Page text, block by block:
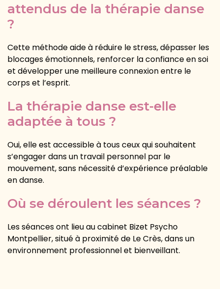
attendus de la thérapie danse
?
Cette méthode aide à réduire le stress, dépasser les
blocages émotionnels, renforcer la confiance en soi
et développer une meilleure connexion entre le
corps et l’esprit.
La thérapie danse est-elle
adaptée à tous ?
Oui, elle est accessible à tous ceux qui souhaitent
s’engager dans un travail personnel par le
mouvement, sans nécessité d’expérience préalable
en danse.
Où se déroulent les séances ?
Les séances ont lieu au cabinet Bizet Psycho
Montpellier, situé à proximité de Le Crès, dans un
environnement professionnel et bienveillant.